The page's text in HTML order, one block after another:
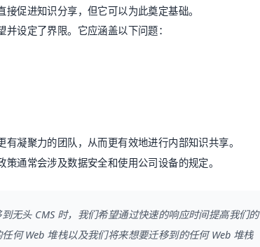
促进知识分享，但它可以为此奠定基础。
设定了界限。它应涵盖以下问题：
凝聚力的团队，从而更有效地进行内部知识共享。
通常会涉及数据安全和使用公司设备的规定。
到无头 CMS时，我们希望通过快速的响应时间提高我们的
何 Web 堆栈以及我们将来想要迁移到的任何 Web 堆栈